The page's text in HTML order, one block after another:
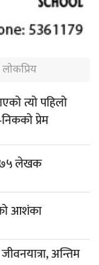
लोकप्रिय
त्यो पहिलो
प्रेम
७५ लेखक
आशंका
अन्तिम